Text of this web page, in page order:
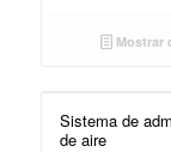
Mostrar
Sistema de
de aire